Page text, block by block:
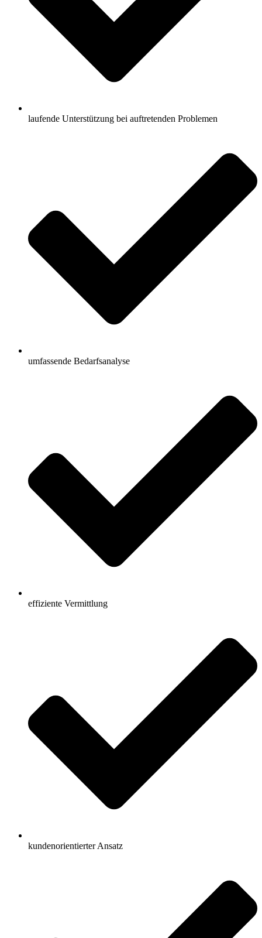
laufende Unterstützung bei auftretenden Problemen
umfassende Bedarfsanalyse
effiziente Vermittlung
kundenorientierter Ansatz